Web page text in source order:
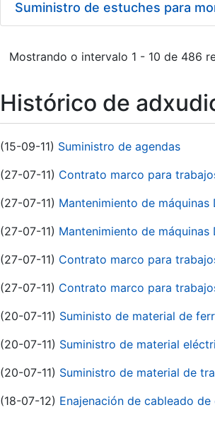
Suministro de estuches para
Mostrando o intervalo 1 - 10 de 486
Histórico de
(15-09-11) Suministro de agendas
(27-07-11) Contrato marco para
(27-07-11) Mantenimiento de
(27-07-11) Mantenimiento de
(27-07-11) Contrato marco para
(27-07-11) Contrato marco para
(20-07-11) Suministo de material de
(20-07-11) Suministro de material
(20-07-11) Suministro de material de
(18-07-12) Enajenación de cableado de